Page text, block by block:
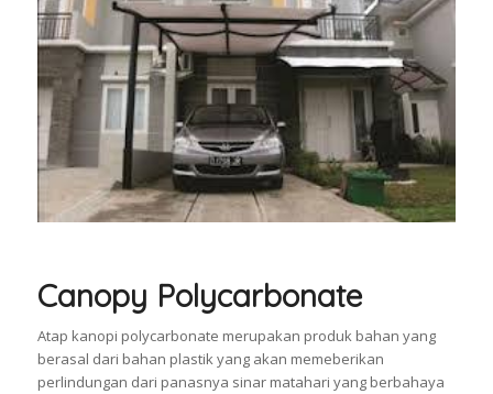
Canopy Polycarbonate
Atap kanopi polycarbonate merupakan produk bahan yang
berasal dari bahan plastik yang akan memeberikan
perlindungan dari panasnya sinar matahari yang berbahaya